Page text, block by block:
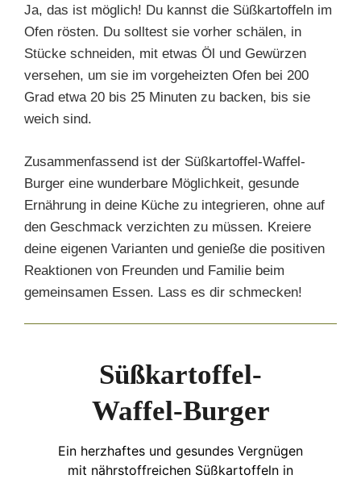
Ja, das ist möglich! Du kannst die Süßkartoffeln im
Ofen rösten. Du solltest sie vorher schälen, in
Stücke schneiden, mit etwas Öl und Gewürzen
versehen, um sie im vorgeheizten Ofen bei 200
Grad etwa 20 bis 25 Minuten zu backen, bis sie
weich sind.
Zusammenfassend ist der Süßkartoffel-Waffel-
Burger eine wunderbare Möglichkeit, gesunde
Ernährung in deine Küche zu integrieren, ohne auf
den Geschmack verzichten zu müssen. Kreiere
deine eigenen Varianten und genieße die positiven
Reaktionen von Freunden und Familie beim
gemeinsamen Essen. Lass es dir schmecken!
Süßkartoffel-
Waffel-Burger
Ein herzhaftes und gesundes Vergnügen
mit nährstoffreichen Süßkartoffeln in